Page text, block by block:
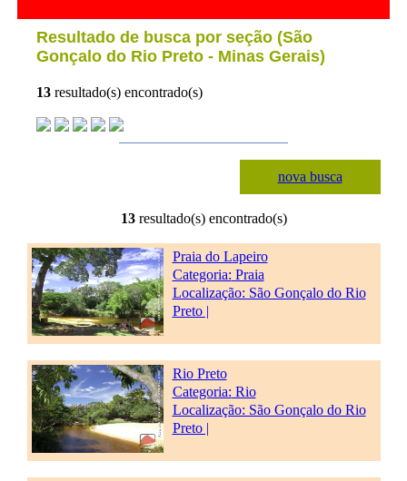
Resultado de busca por seção (São
Gonçalo do Rio Preto - Minas Gerais)
13resultado(s) encontrado(s)
nova busca
13resultado(s) encontrado(s)
Praia do Lapeiro
Categoria: Praia
Localização: São Gonçalo do Rio
Preto |
Rio Preto
Categoria: Rio
Localização: São Gonçalo do Rio
Preto |